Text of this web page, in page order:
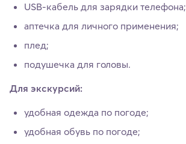
USB‑кабель для зарядки телефона;
аптечка для личного применения;
плед;
подушечка для головы.
Для экскурсий:
удобная одежда по погоде;
удобная обувь по погоде;